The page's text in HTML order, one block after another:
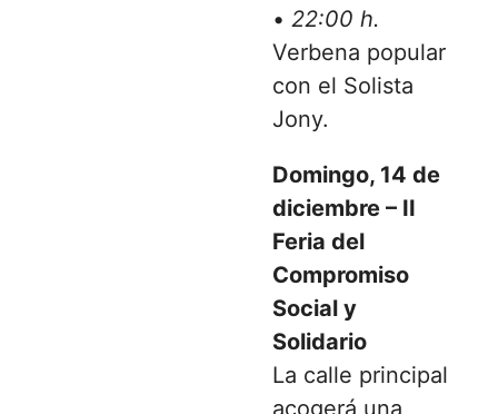
• 22:00 h.
Verbena popular
con el Solista
Jony.
Domingo, 14 de
diciembre – II
Feria del
Compromiso
Social y
Solidario
La calle principal
acogerá una